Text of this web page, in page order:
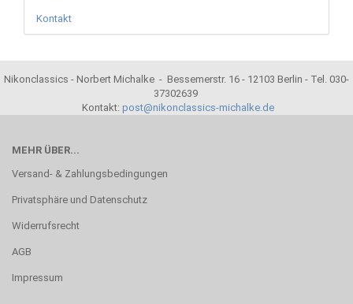
Kontakt
Nikonclassics - Norbert Michalke - Bessemerstr. 16 - 12103 Berlin - Tel. 030-
37302639
Kontakt: post@nikonclassics-michalke.de
MEHR ÜBER...
Versand- & Zahlungsbedingungen
Privatsphäre und Datenschutz
Widerrufsrecht
AGB
Impressum